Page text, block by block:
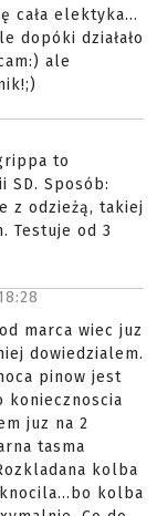
cała elektyka...
dopóki działało
ale
to
SD. Sposób:
z odzieżą, takiej
Testuje od 3
marca wiec juz
dowiedzialem.
pinow jest
juz na 2
tasma
kolba
kolba